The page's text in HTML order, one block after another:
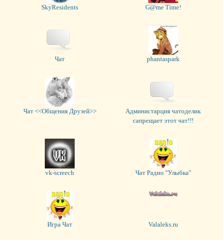
SkyResidents G@me Time!
Чат phantaspark
Чат <<Общения Друзей>>
Администарция чатоделик
сапрещает этот чат!!!
vk-screech Чат Радио "Улыбка"
Игра Чат Valaleks.ru